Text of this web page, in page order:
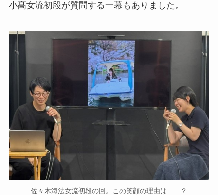
小髙女流初段が質問する一幕もありました。
佐々木海法女流初段の回。この笑顔の理由は……？